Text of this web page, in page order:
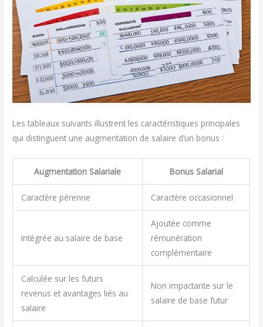
Les tableaux suivants illustrent les caractéristiques principales
qui distinguent une augmentation de salaire d’un bonus :
Augmentation Salariale Bonus Salarial
Caractère pérenne Caractère occasionnel
Intégrée au salaire de base
Ajoutée comme
rémunération
complémentaire
Calculée sur les futurs
revenus et avantages liés au
salaire
Non impactante sur le
salaire de base futur